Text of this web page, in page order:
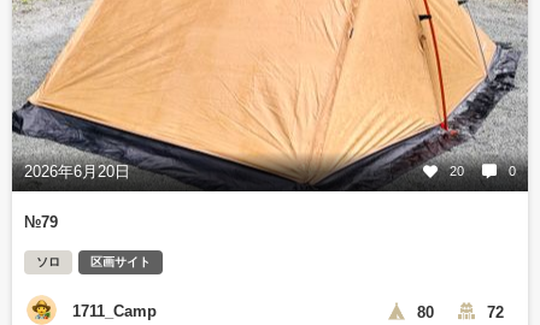
2026年6月20日 20 0
№79
ソロ 区画サイト
1711_Camp 80 72